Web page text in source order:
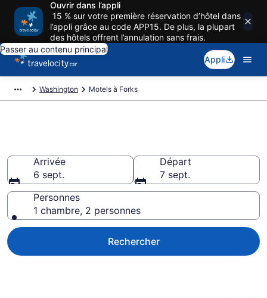
Ouvrir dans l’appli
15 % sur votre première réservation d’hôtel dans
l’appli grâce au code APP15. De plus, la plupart
des hôtels offrent l’annulation sans frais.
Passer au contenu principal
Appli
Washington Motels à Forks
Arrivée
6 sept.
Départ
7 sept.
Personnes
1 chambre, 2 personnes
Rechercher